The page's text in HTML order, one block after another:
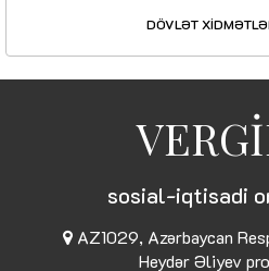
DÖVLƏT
sosial-iqtisadi
AZ1029, Azərbaycan
Heydər Əliyev